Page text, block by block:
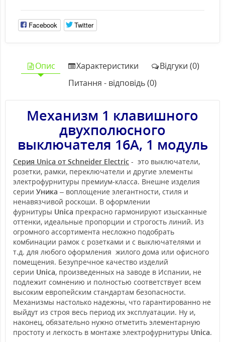
Facebook Twitter
Опис Характеристики
Відгуки (0)
Питання - відповідь (0)
Механизм 1 клавишного
двухполюсного
выключателя 16А, 1 модуль
Серия Unica от Schneider Electric - это выключатели,
розетки, рамки, переключатели и другие элементы
электрофурнитуры премиум-класса. Внешне изделия
серии Уника – воплощение элегантности, стиля и
ненавязчивой роскоши. В оформлении
фурнитуры Unica прекрасно гармонируют изысканные
оттенки, идеальные пропорции и строгость линий. Из
огромного ассортимента несложно подобрать
комбинации рамок с розетками и с выключателями и
т.д. для любого оформления жилого дома или офисного
помещения. Безупречное качество изделий
серии Unica, произведенных на заводе в Испании, не
подлежит сомнению и полностью соответствует всем
высоким европейским стандартам безопасности.
Механизмы настолько надежны, что гарантированно не
выйдут из строя весь период их эксплуатации. Ну и,
наконец, обязательно нужно отметить элементарную
простоту и легкость в монтаже электрофурнитуры Unica.